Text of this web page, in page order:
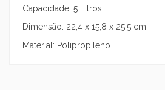
Capacidade: 5 Litros
Dimensão: 22,4 x 15,8 x 25,5 cm
Material: Polipropileno